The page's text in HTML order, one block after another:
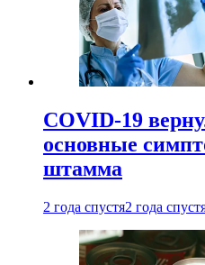
COVID-19
основные
штамма
2 года спустя2 года